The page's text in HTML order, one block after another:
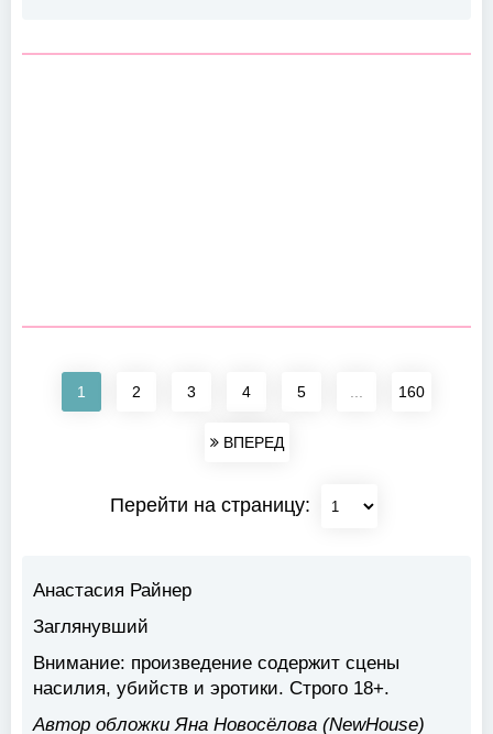
1 2 3 4 5 160
ВПЕРЕД
Перейти на страницу:
Анастасия Райнер
Заглянувший
Внимание: произведение содержит сцены
насилия, убийств и эротики. Строго 18+.
Автор обложки Яна Новосёлова (NewHouse)